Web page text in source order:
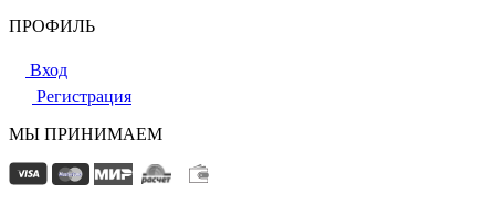
ПРОФИЛЬ
Вход
Регистрация
МЫ ПРИНИМАЕМ